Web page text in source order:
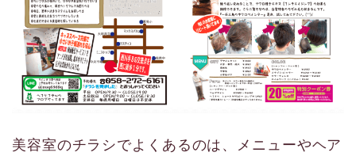
美容室のチラシでよくあるのは、メニューやヘア